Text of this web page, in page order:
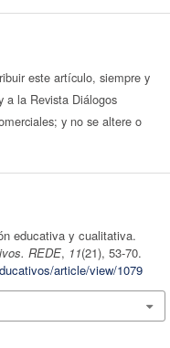
este artículo, siempre y
a la Revista Diálogos
y no se altere o
educativa y cualitativa.
REDE, 11(21), 53-70.
article/view/1079